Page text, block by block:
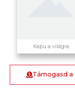
Kapu a világra
Támogasd